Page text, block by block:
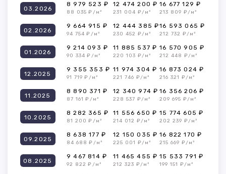
03.2026
8 979 523 ₽
88 035 ₽/м²
12 474 200 ₽
231 004 ₽/м²
16 677 129 ₽
213 809 ₽/м²
02.2026
9 664 915 ₽
94 754 ₽/м²
12 444 385 ₽
230 452 ₽/м²
16 593 065 ₽
212 732 ₽/м²
01.2026
9 214 093 ₽
90 334 ₽/м²
11 885 537 ₽
220 103 ₽/м²
16 570 905 ₽
212 448 ₽/м²
12.2025
9 355 353 ₽
91 719 ₽/м²
11 974 304 ₽
221 746 ₽/м²
16 873 024 ₽
216 321 ₽/м²
11.2025
8 890 371 ₽
87 161 ₽/м²
12 340 974 ₽
228 537 ₽/м²
16 356 206 ₽
209 695 ₽/м²
10.2025
8 282 365 ₽
81 200 ₽/м²
11 556 650 ₽
214 012 ₽/м²
15 774 605 ₽
202 239 ₽/м²
09.2025
8 638 177 ₽
84 688 ₽/м²
12 150 035 ₽
225 001 ₽/м²
16 822 170 ₽
215 669 ₽/м²
08.2025
9 467 814 ₽
92 822 ₽/м²
11 465 455 ₽
212 323 ₽/м²
15 533 791 ₽
199 151 ₽/м²